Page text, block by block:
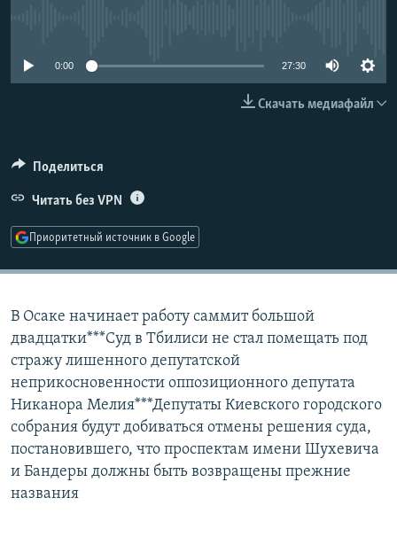
0:00 27:30
Скачать медиафайл
Поделиться
Читать без VPN
Приоритетный источник в Google
В Осаке начинает работу саммит большой
двадцатки***Суд в Тбилиси не стал помещать под
стражу лишенного депутатской
неприкосновенности оппозиционного депутата
Никанора Мелия***Депутаты Киевского городского
собрания будут добиваться отмены решения суда,
постановившего, что проспектам имени Шухевича
и Бандеры должны быть возвращены прежние
названия